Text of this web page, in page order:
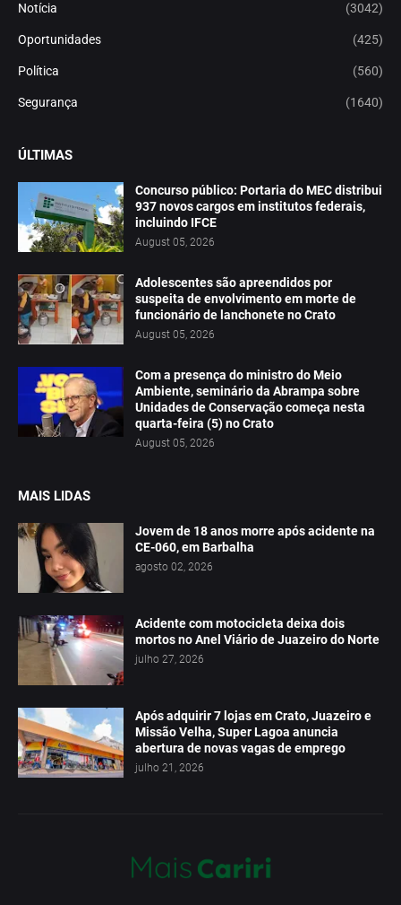
Notícia (3042)
Oportunidades (425)
Política (560)
Segurança (1640)
ÚLTIMAS
Concurso público: Portaria do MEC distribui
937 novos cargos em institutos federais,
incluindo IFCE
August 05, 2026
Adolescentes são apreendidos por
suspeita de envolvimento em morte de
funcionário de lanchonete no Crato
August 05, 2026
Com a presença do ministro do Meio
Ambiente, seminário da Abrampa sobre
Unidades de Conservação começa nesta
quarta-feira (5) no Crato
August 05, 2026
MAIS LIDAS
Jovem de 18 anos morre após acidente na
CE-060, em Barbalha
agosto 02, 2026
Acidente com motocicleta deixa dois
mortos no Anel Viário de Juazeiro do Norte
julho 27, 2026
Após adquirir 7 lojas em Crato, Juazeiro e
Missão Velha, Super Lagoa anuncia
abertura de novas vagas de emprego
julho 21, 2026